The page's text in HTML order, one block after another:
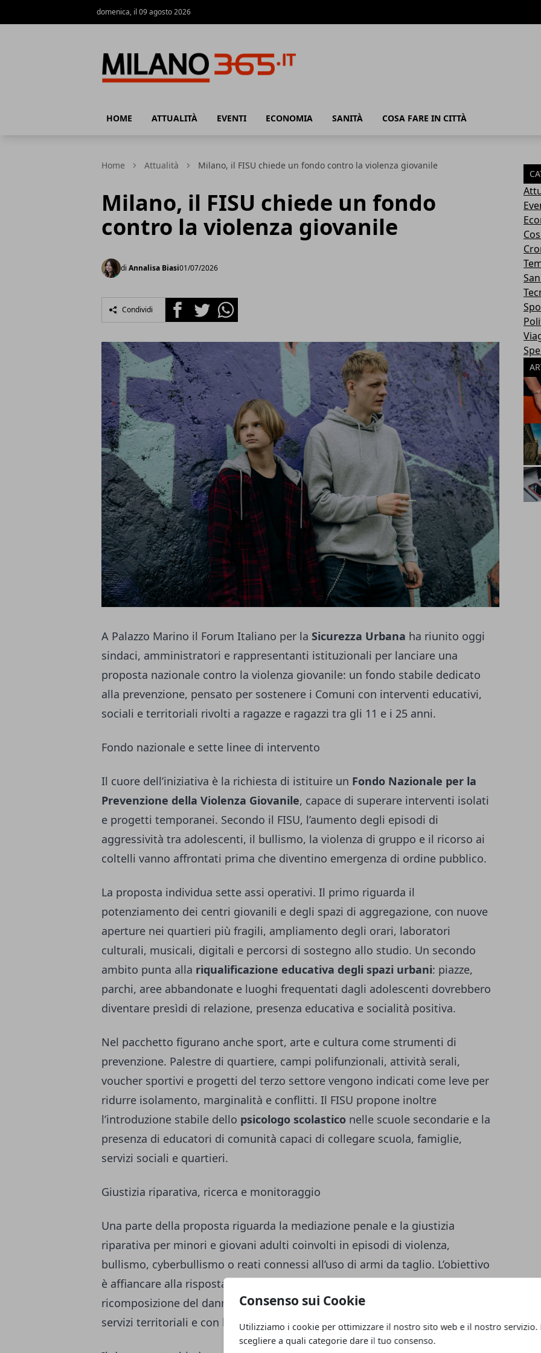
Consenso sui Cookie
Utilizziamo i cookie per ottimizzare il nostro sito web e il nostro servizio.
scegliere a quali categorie dare il tuo consenso.
domenica, il 09 agosto 2026
HOME ATTUALITÀ EVENTI ECONOMIA SANITÀ COSA FARE IN CITTÀ
Home Attualità Milano, il FISU chiede un fondo contro la violenza giovanile
Milano, il FISU chiede un fondo
contro la violenza giovanile
di Annalisa Biasi01/07/2026
Condividi FacebookTwitterWhatsapp
A Palazzo Marino il Forum Italiano per la Sicurezza Urbana ha riunito oggi
sindaci, amministratori e rappresentanti istituzionali per lanciare una
proposta nazionale contro la violenza giovanile: un fondo stabile dedicato
alla prevenzione, pensato per sostenere i Comuni con interventi educativi,
sociali e territoriali rivolti a ragazze e ragazzi tra gli 11 e i 25 anni.
Fondo nazionale e sette linee di intervento
Il cuore dell’iniziativa è la richiesta di istituire un Fondo Nazionale per la
Prevenzione della Violenza Giovanile, capace di superare interventi isolati
e progetti temporanei. Secondo il FISU, l’aumento degli episodi di
aggressività tra adolescenti, il bullismo, la violenza di gruppo e il ricorso ai
coltelli vanno affrontati prima che diventino emergenza di ordine pubblico.
La proposta individua sette assi operativi. Il primo riguarda il
potenziamento dei centri giovanili e degli spazi di aggregazione, con nuove
aperture nei quartieri più fragili, ampliamento degli orari, laboratori
culturali, musicali, digitali e percorsi di sostegno allo studio. Un secondo
ambito punta alla riqualificazione educativa degli spazi urbani: piazze,
parchi, aree abbandonate e luoghi frequentati dagli adolescenti dovrebbero
diventare presìdi di relazione, presenza educativa e socialità positiva.
Nel pacchetto figurano anche sport, arte e cultura come strumenti di
prevenzione. Palestre di quartiere, campi polifunzionali, attività serali,
voucher sportivi e progetti del terzo settore vengono indicati come leve per
ridurre isolamento, marginalità e conflitti. Il FISU propone inoltre
l’introduzione stabile dello psicologo scolastico nelle scuole secondarie e la
presenza di educatori di comunità capaci di collegare scuola, famiglie,
servizi sociali e quartieri.
Giustizia riparativa, ricerca e monitoraggio
Una parte della proposta riguarda la mediazione penale e la giustizia
riparativa per minori e giovani adulti coinvolti in episodi di violenza,
bullismo, cyberbullismo o reati connessi all’uso di armi da taglio. L’obiettivo
è affiancare alla risposta giudiziaria percorsi di responsabilizzazione,
ricomposizione del danno e reinserimento sociale, in collaborazione con i
servizi territoriali e con la giustizia minorile.